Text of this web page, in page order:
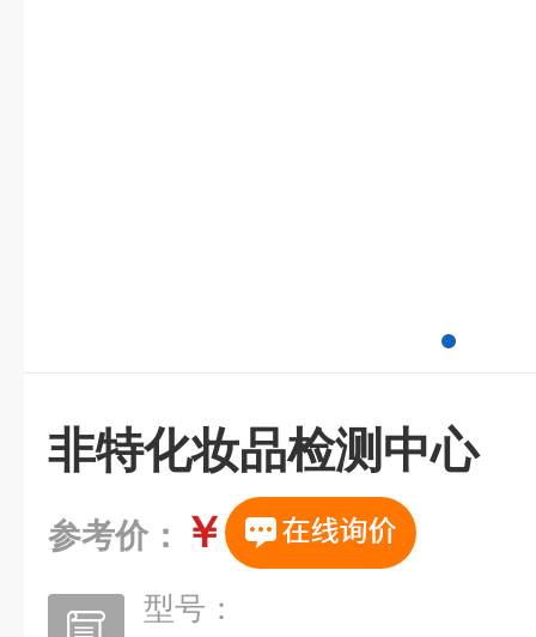
非特化妆品检测中心
参考价： ￥
型号：